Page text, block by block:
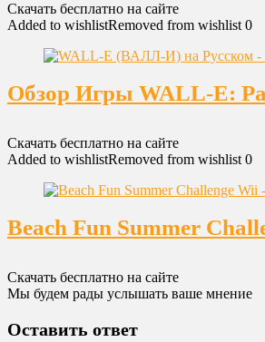
Скачать бесплатно на сайте
Added to wishlistRemoved from wishlist 0
Обзор Игры WALL-E:
Скачать бесплатно на сайте
Added to wishlistRemoved from wishlist 0
Beach Fun Summer
Скачать бесплатно на сайте
Мы будем рады услышать ваше мнение
Оставить ответ